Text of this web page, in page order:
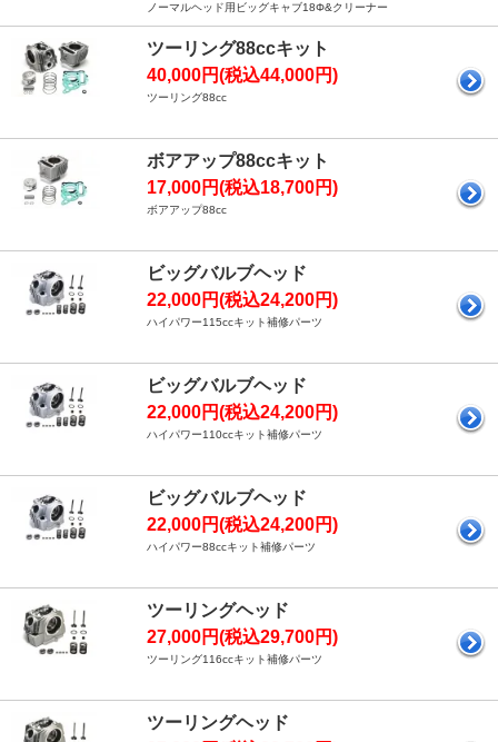
ノーマルヘッド用ビッグキャブ18Φ&クリーナー
ツーリング88ccキット
40,000円(税込44,000円)
ツーリング88cc
ボアアップ88ccキット
17,000円(税込18,700円)
ボアアップ88cc
ビッグバルブヘッド
22,000円(税込24,200円)
ハイパワー115ccキット補修パーツ
ビッグバルブヘッド
22,000円(税込24,200円)
ハイパワー110ccキット補修パーツ
ビッグバルブヘッド
22,000円(税込24,200円)
ハイパワー88ccキット補修パーツ
ツーリングヘッド
27,000円(税込29,700円)
ツーリング116ccキット補修パーツ
ツーリングヘッド